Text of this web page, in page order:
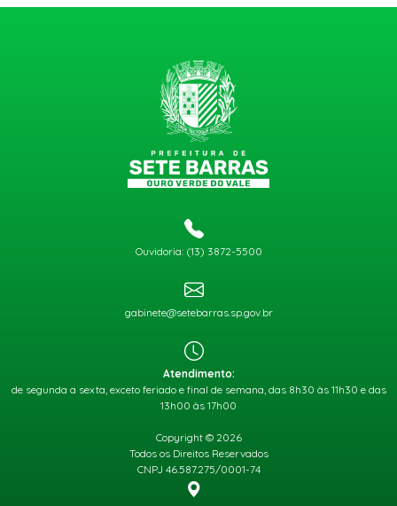
Ouvidoria: (13) 3872-5500
gabinete@setebarras.sp.gov.br
Atendimento:
de segunda a sexta, exceto feriado e final de semana, das 8h30 às 11h30 e das
13h00 às 17h00
Copyright © 2026
Todos os Direitos Reservados
CNPJ 46.587.275/0001-74